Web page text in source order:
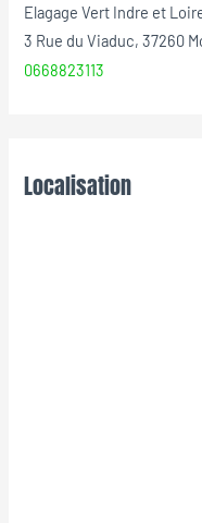
Elagage Vert Indre et
3 Rue du Viaduc, 37260
0668823113
Localisation